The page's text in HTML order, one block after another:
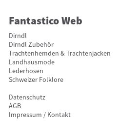
Fantastico Web
Dirndl
Dirndl Zubehör
Trachtenhemden & Trachtenjacken
Landhausmode
Lederhosen
Schweizer Folklore
Datenschutz
AGB
Impressum / Kontakt